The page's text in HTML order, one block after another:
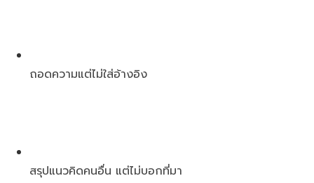
ถอดความแต่ไม่ใส่อ้างอิง
สรุปแนวคิดคนอื่น แต่ไม่บอกที่มา